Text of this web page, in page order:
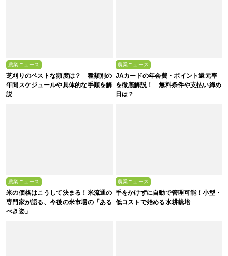
農業ニュース
芝刈りのベストな頻度は？ 種類別の
年間スケジュールや具体的な手順を解
説
農業ニュース
JAカードの年会費・ポイント還元率
を徹底解説！ 無料条件や支払い締め
日は？
農業ニュース
米の価格はこうして決まる！米流通の
専門家が語る、今後の米市場の「ある
べき姿」
農業ニュース
手をかけずに自動で管理可能！小型・
低コストで始める水耕栽培